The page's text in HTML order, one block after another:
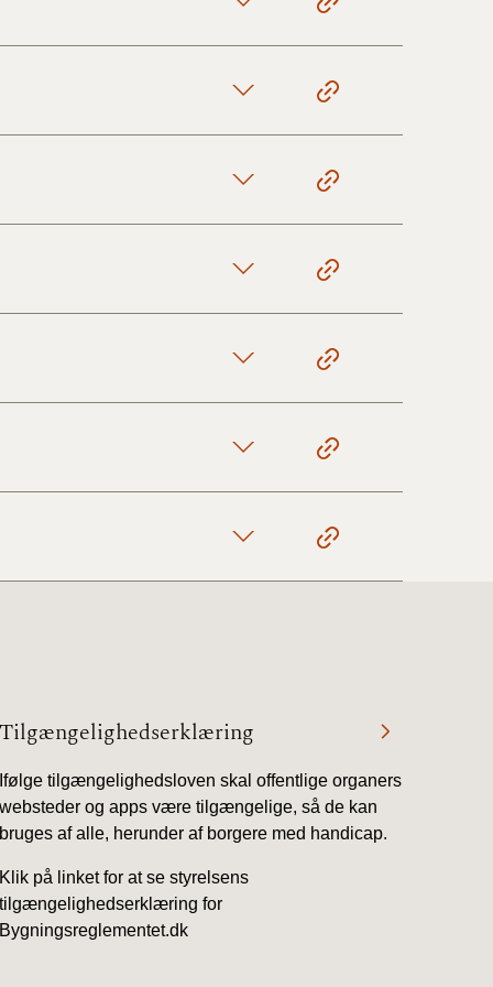
Tilgængelighedserklæring
Ifølge tilgængelighedsloven skal offentlige organers
websteder og apps være tilgængelige, så de kan
bruges af alle, herunder af borgere med handicap.
Klik på linket for at se styrelsens
tilgængelighedserklæring for
Bygningsreglementet.dk